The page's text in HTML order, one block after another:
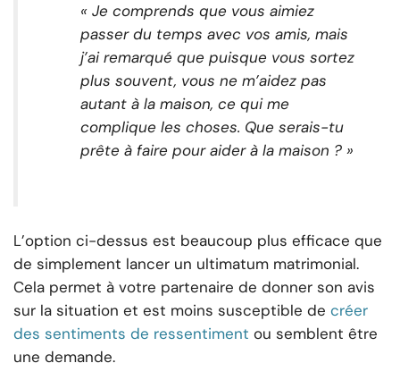
« Je comprends que vous aimiez
passer du temps avec vos amis, mais
j’ai remarqué que puisque vous sortez
plus souvent, vous ne m’aidez pas
autant à la maison, ce qui me
complique les choses. Que serais-tu
prête à faire pour aider à la maison ? »
L’option ci-dessus est beaucoup plus efficace que
de simplement lancer un ultimatum matrimonial.
Cela permet à votre partenaire de donner son avis
sur la situation et est moins susceptible de créer
des sentiments de ressentiment ou semblent être
une demande.